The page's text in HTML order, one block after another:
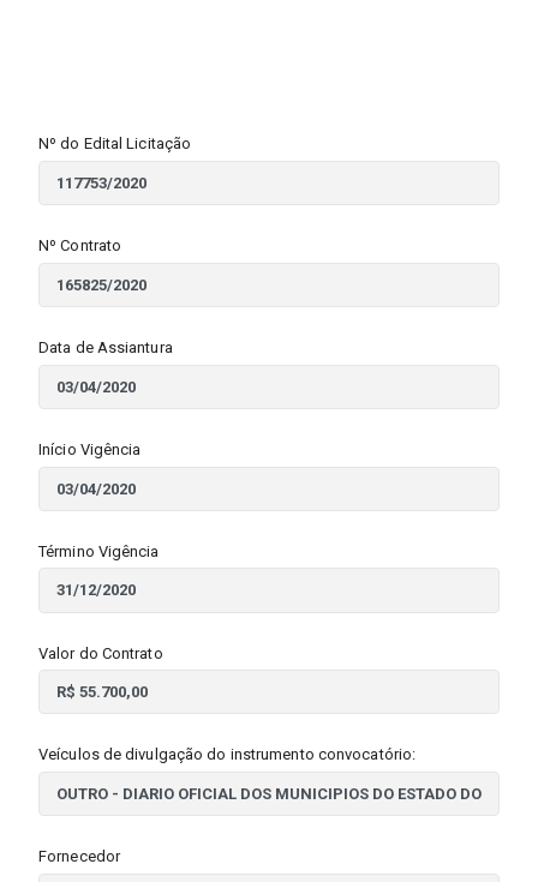
Nº do Edital Licitação
Nº Contrato
Data de Assiantura
Início Vigência
Término Vigência
Valor do Contrato
Veículos de divulgação do instrumento convocatório:
Fornecedor